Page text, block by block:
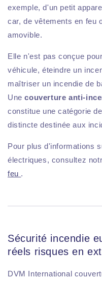
exemple, d'un petit
car, de vêtements en feu
amovible.
Elle n'est pas conçue
véhicule, éteindre un
maîtriser un incendie de
Unecouverture anti-
constitue une catégorie
distincte destinée aux
Pour plus d'informations
électriques, consultez
feu .
Sécurité incendie
réels risques en
DVM International